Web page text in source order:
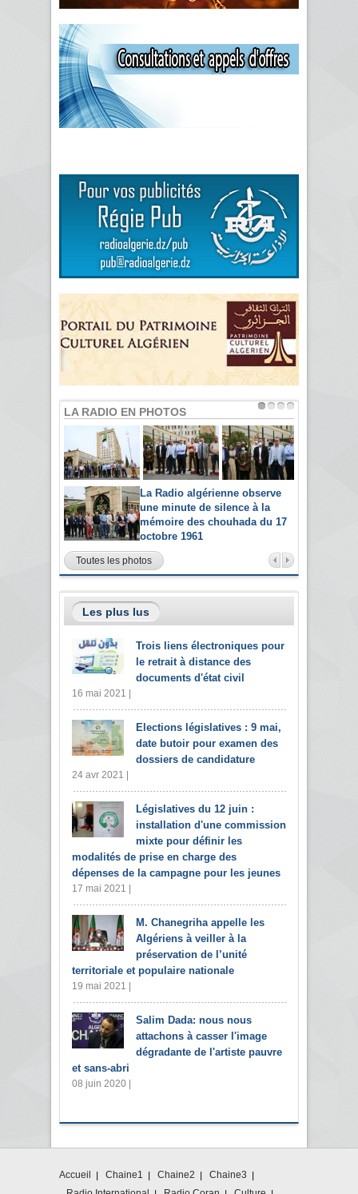
LA RADIO EN PHOTOS
La Radio algérienne observe
une minute de silence à la
mémoire des chouhada du 17
octobre 1961
Toutes les photos
Les plus lus
Trois liens électroniques pour
le retrait à distance des
documents d'état civil
16 mai 2021 |
Elections législatives : 9 mai,
date butoir pour examen des
dossiers de candidature
24 avr 2021 |
Législatives du 12 juin :
installation d'une commission
mixte pour définir les
modalités de prise en charge des
dépenses de la campagne pour les jeunes
17 mai 2021 |
M. Chanegriha appelle les
Algériens à veiller à la
préservation de l’unité
territoriale et populaire nationale
19 mai 2021 |
Salim Dada: nous nous
attachons à casser l'image
dégradante de l'artiste pauvre
et sans-abri
08 juin 2020 |
Accueil Chaine1 Chaine2
Chaine3